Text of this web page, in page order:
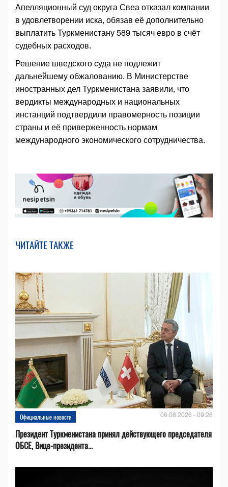
Апелляционный суд округа Свеа отказал компании
в удовлетворении иска, обязав её дополнительно
выплатить Туркменистану 589 тысяч евро в счёт
судебных расходов.
Решение шведского суда не подлежит
дальнейшему обжалованию. В Министерстве
иностранных дел Туркменистана заявили, что
вердикты международных и национальных
инстанций подтвердили правомерность позиции
страны и её приверженность нормам
международного экономического сотрудничества.
ЧИТАЙТЕ ТАКЖЕ
Официальные новости 06.08.2026 - 09:26
Президент Туркменистана принял действующего председателя
ОБСЕ, Вице-президента...